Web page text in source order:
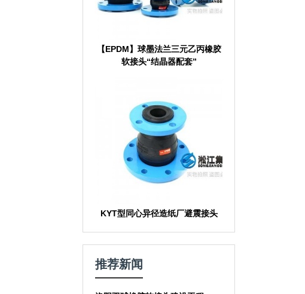
【EPDM】球墨法兰三元乙丙橡胶
软接头“结晶器配套”
KYT型同心异径造纸厂避震接头
推荐新闻